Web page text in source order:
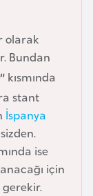
olarak
Bundan
kısmında
stant
İspanya
ise
için
gerekir.